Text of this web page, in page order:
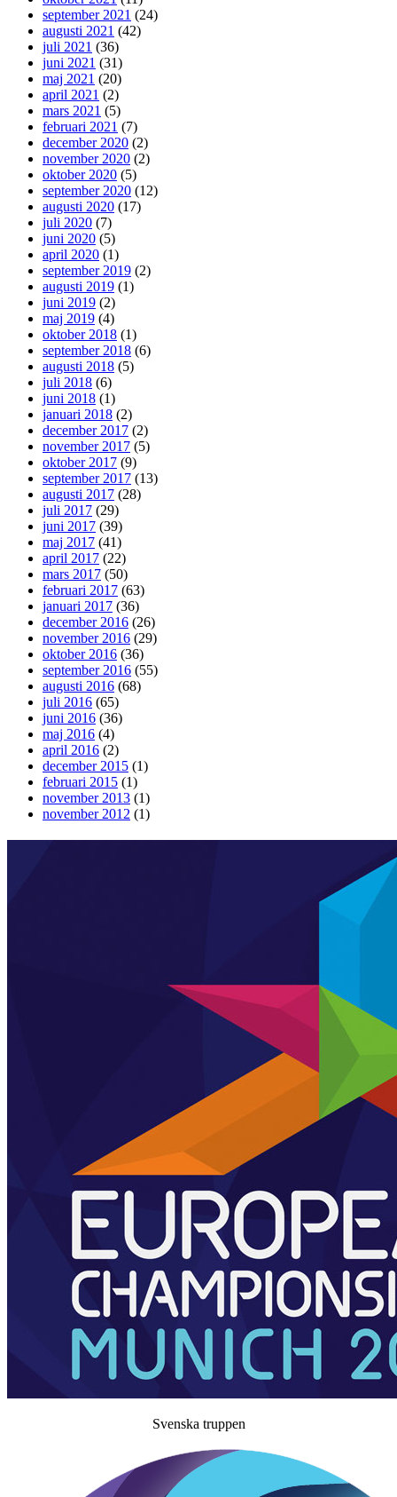
september 2021 (24)
augusti 2021 (42)
juli 2021 (36)
juni 2021 (31)
maj 2021 (20)
april 2021 (2)
mars 2021 (5)
februari 2021 (7)
december 2020 (2)
november 2020 (2)
oktober 2020 (5)
september 2020 (12)
augusti 2020 (17)
juli 2020 (7)
juni 2020 (5)
april 2020 (1)
september 2019 (2)
augusti 2019 (1)
juni 2019 (2)
maj 2019 (4)
oktober 2018 (1)
september 2018 (6)
augusti 2018 (5)
juli 2018 (6)
juni 2018 (1)
januari 2018 (2)
december 2017 (2)
november 2017 (5)
oktober 2017 (9)
september 2017 (13)
augusti 2017 (28)
juli 2017 (29)
juni 2017 (39)
maj 2017 (41)
april 2017 (22)
mars 2017 (50)
februari 2017 (63)
januari 2017 (36)
december 2016 (26)
november 2016 (29)
oktober 2016 (36)
september 2016 (55)
augusti 2016 (68)
juli 2016 (65)
juni 2016 (36)
maj 2016 (4)
april 2016 (2)
december 2015 (1)
februari 2015 (1)
november 2013 (1)
november 2012 (1)
Svenska truppen